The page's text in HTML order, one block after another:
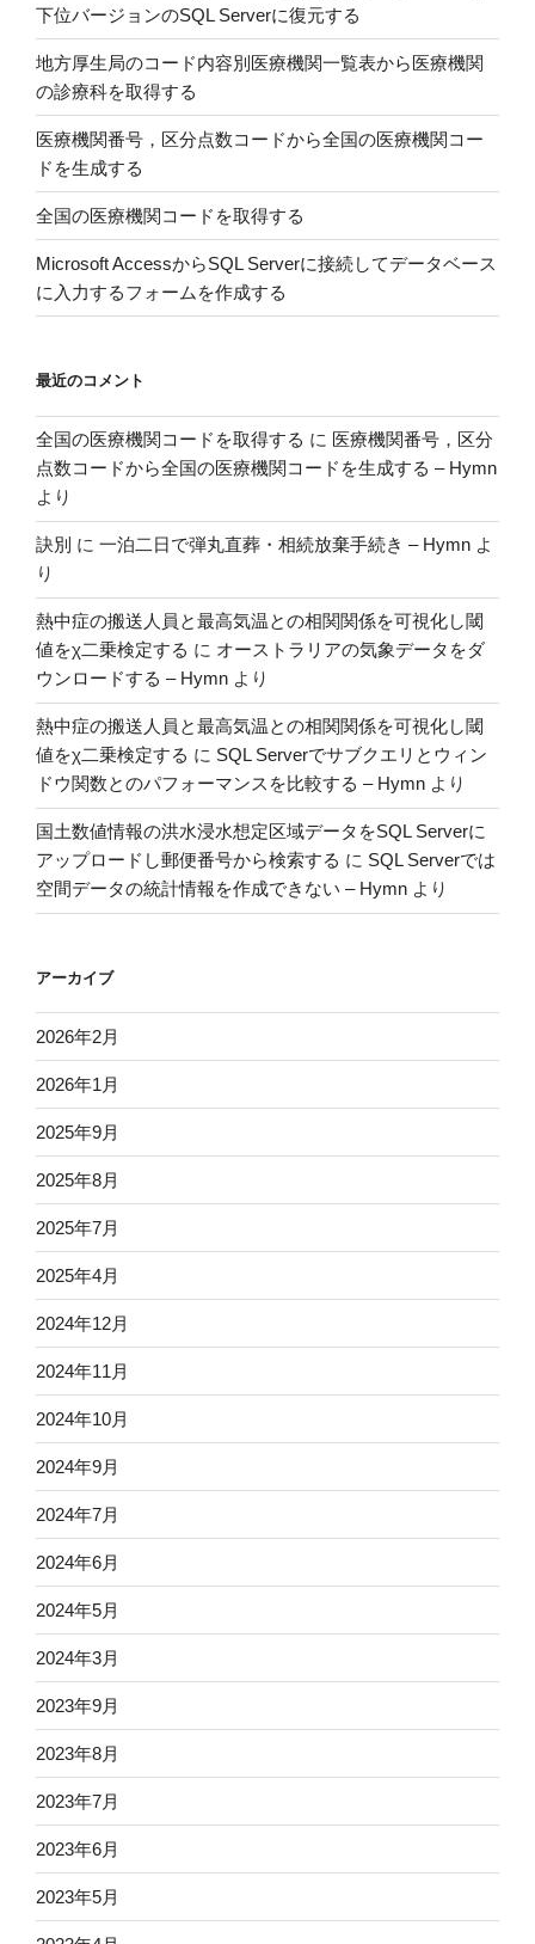
気
温
と
の
相
関
関
係
を
可
視
閾
値
を
χ
二
乗
検
す
る”
の
下位バージョンのSQL Serverに復元する
地方厚生局のコード内容別医療機関一覧表から医療機関
の診療科を取得する
医療機関番号，区分点数コードから全国の医療機関コー
ドを生成する
全国の医療機関コードを取得する
Microsoft AccessからSQL Serverに接続してデータベース
に入力するフォームを作成する
最近のコメント
全国の医療機関コードを取得する に 医療機関番号，区分
点数コードから全国の医療機関コードを生成する – Hymn
より
訣別 に 一泊二日で弾丸直葬・相続放棄手続き – Hymn よ
り
熱中症の搬送人員と最高気温との相関関係を可視化し閾
値をχ二乗検定する に オーストラリアの気象データをダ
ウンロードする – Hymn より
熱中症の搬送人員と最高気温との相関関係を可視化し閾
値をχ二乗検定する に SQL Serverでサブクエリとウィン
ドウ関数とのパフォーマンスを比較する – Hymn より
国土数値情報の洪水浸水想定区域データをSQL Serverに
アップロードし郵便番号から検索する に SQL Serverでは
空間データの統計情報を作成できない – Hymn より
アーカイブ
2026年2月
2026年1月
2025年9月
2025年8月
2025年7月
2025年4月
2024年12月
2024年11月
2024年10月
2024年9月
2024年7月
2024年6月
2024年5月
2024年3月
2023年9月
2023年8月
2023年7月
2023年6月
2023年5月